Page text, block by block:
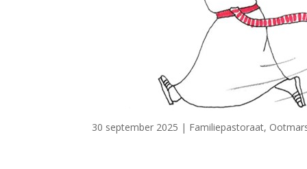
30 september 2025 | Familiepastoraat,